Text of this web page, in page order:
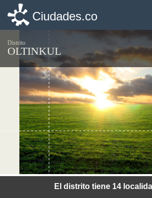
Ciudades.co
Distrito
OLTINKUL
El distrito tiene 14
Ciudades.co